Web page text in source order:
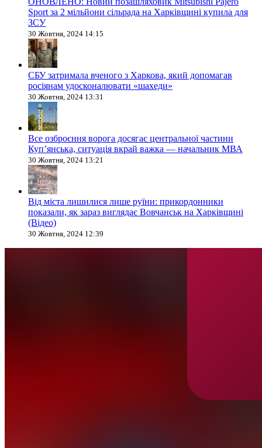
Sport за 2 мільйони сільрада на Харківщині купила для
ЗСУ
30 Жовтня, 2024 14:15
СБУ затримала вченого з Харкова, який допомагав
росіянам удосконалювати «шахеди»
30 Жовтня, 2024 13:31
Все озброєння ворога досягає центральної частини
Куп’янська, ситуація вкрай важка — начальник МВА
30 Жовтня, 2024 13:21
Від міста лишилися лише руїни: прикордонники
показали, як зараз виглядає Вовчанськ на Харківщині
(Відео)
30 Жовтня, 2024 12:39